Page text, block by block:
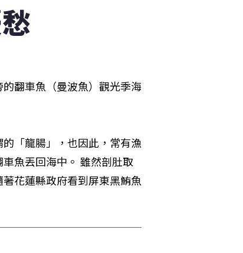
翻車魚（曼波魚）觀光季海
「龍腸」，也因此，常有漁
魚丟回海中。 雖然剖肚取
花蓮縣政府看到屏東黑鮪魚